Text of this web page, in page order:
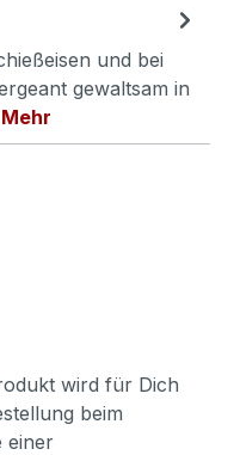
und bei
gewaltsam in
Mehr
wird für Dich
beim
einer